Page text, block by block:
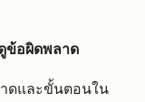
ข้อผิดพลาด
ดและขั้นตอนใน